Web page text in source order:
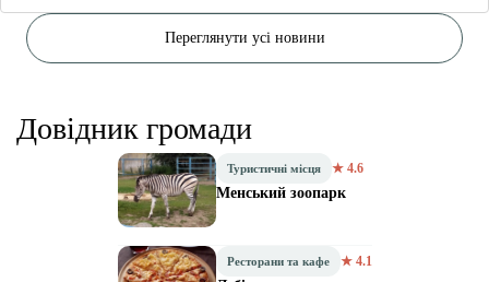
Переглянути усі новини
Довідник громади
Туристичні місця ★ 4.6
Менський зоопарк
Ресторани та кафе ★ 4.1